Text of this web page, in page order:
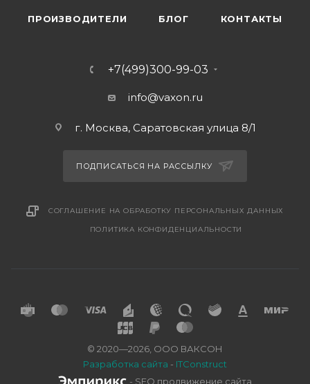
ПРОИЗВОДИТЕЛИ БЛОГ КОНТАКТЫ
+7(499)300-99-03
info@vaxon.ru
г. Москва, Саратовская улица 8/1
ПОДПИСАТЬСЯ НА РАССЫЛКУ
СОГЛАШЕНИЕ НА ОБРАБОТКУ ПЕРСОНАЛЬНЫХ ДАННЫХ
ПОЛИТИКА КОНФИДЕНЦИАЛЬНОСТИ
© 2020—2026, ООО ВАКСОН
Разработка сайта - ITConstruct
- SEO продвижение сайта